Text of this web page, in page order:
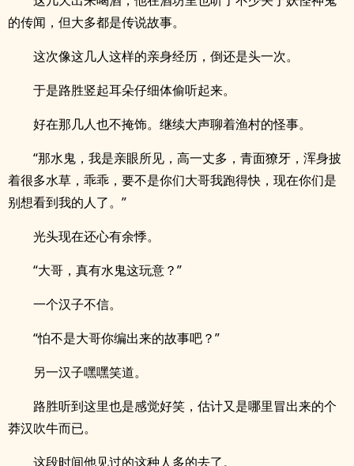
的传闻，但大多都是传说故事。
这次像这几人这样的亲身经历，倒还是头一次。
于是路胜竖起耳朵仔细体偷听起来。
好在那几人也不掩饰。继续大声聊着渔村的怪事。
“那水鬼，我是亲眼所见，高一丈多，青面獠牙，浑身披
着很多水草，乖乖，要不是你们大哥我跑得快，现在你们是
别想看到我的人了。”
光头现在还心有余悸。
“大哥，真有水鬼这玩意？”
一个汉子不信。
“怕不是大哥你编出来的故事吧？”
另一汉子嘿嘿笑道。
路胜听到这里也是感觉好笑，估计又是哪里冒出来的个
莽汉吹牛而已。
这段时间他见过的这种人多的去了。